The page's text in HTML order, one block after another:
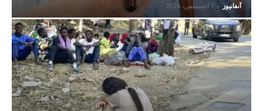
آنفانيوز - 7 أغسطس، 2026